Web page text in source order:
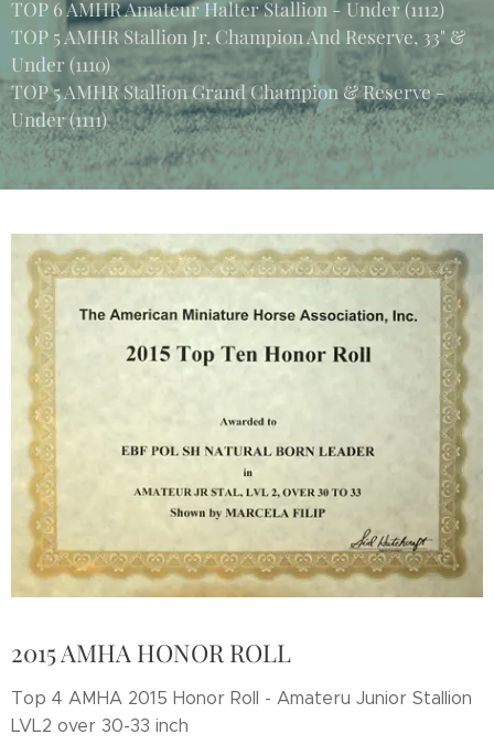
TOP 6 AMHR Amateur Halter Stallion - Under (1112)
TOP 5 AMHR Stallion Jr. Champion And Reserve, 33" &
Under (1110)
TOP 5 AMHR Stallion Grand Champion & Reserve -
Under (1111)
2015 AMHA HONOR ROLL
Top 4 AMHA 2015 Honor Roll - Amateru Junior Stallion
LVL2 over 30-33 inch